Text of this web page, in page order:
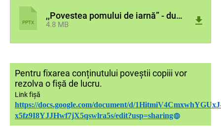
PPTX
,,Povestea pomului de iarnă” - după Victor Eftimiu (1).pptx
4.8 MB
Pentru fixarea conținutului poveștii copiii vor
rezolva o fișă de lucru.
Link fișă
https://docs.google.com/document/d/
x5fz9I8YJJHwf7jX5qswlra5s/edit?usp=sharing